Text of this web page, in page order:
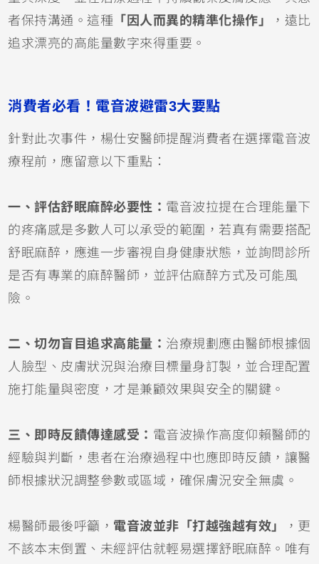
者保持溝通。這種 「因人而異的精準化操作」
，遠比
追求漂亮的高能量數字來得重要。
消費者必看！電音波避雷3大要點
針對此次事件，楊仕安醫師提醒消費者在選擇電音波
療程前，應留意以下重點：
一、評估舒眠麻醉必要性： 電音波拉提在合理能量下
的疼痛感是多數人可以承受的範圍，若真有需要搭配
舒眠麻醉，應進一步審視自身健康狀態，並詢問診所
是否有專業的麻醉醫師，並評估麻醉方式及可能風
險。
二、切勿盲目追求高能量： 治療規劃應由醫師根據個
人臉型、皮膚狀況與治療目標量身訂製，並合理配置
施打能量與密度，才是兼顧效果與安全的關鍵。
三、即時反饋傳達感受： 電音波操作高度仰賴醫師的
經驗與判斷，患者在治療過程中也應即時反饋，讓醫
師根據狀況調整參數或區域，確保膚況安全無虞。
楊醫師最後呼籲， 電音波並非「打越強越有效」
，更
不該本末倒置、未經評估就輕易選擇舒眠麻醉。唯有